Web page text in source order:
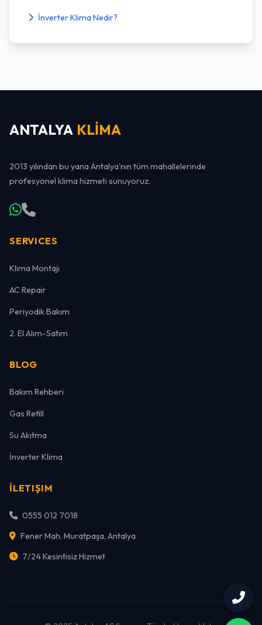
İnverter Klima Nedir?
ANTALYA KLİMA
2013 yılından bu yana Antalya'nın tüm mahallelerinde
profesyonel klima hizmeti sunuyoruz.
SERVICES
Klima Montajı
AC Repair
Periyodik Bakım
2. El Alım-Satım
BLOG
Bakım Rehberi
Gas Refill
Su Akıtma
İnverter Klima
İLETIŞIM
0555 012 7018
Fener Mah. Muratpaşa, Antalya
7/24 Kesintisiz Hizmet